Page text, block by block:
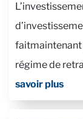
faitmaintenant
régime de
savoir plus